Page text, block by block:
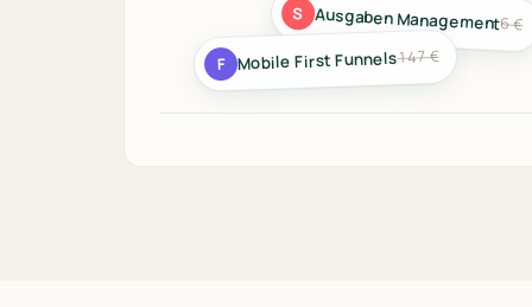
S Ausgaben Management6 €
F Mobile First Funnels147 €